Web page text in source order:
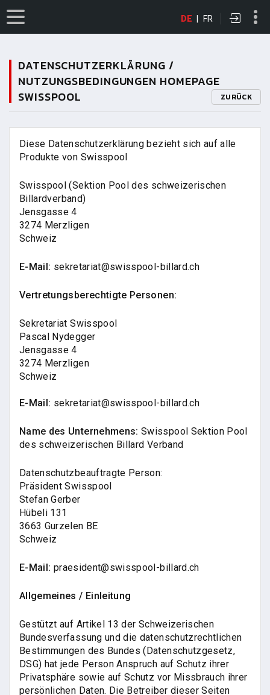
DE | FR
DATENSCHUTZERKLÄRUNG /
NUTZUNGSBEDINGUNGEN HOMEPAGE
SWISSPOOL
ZURÜCK
Diese Datenschutzerklärung bezieht sich auf alle
Produkte von Swisspool
Swisspool (Sektion Pool des schweizerischen
Billardverband)
Jensgasse 4
3274 Merzligen
Schweiz
E-Mail: sekretariat@swisspool-billard.ch
Vertretungsberechtigte Personen:
Sekretariat Swisspool
Pascal Nydegger
Jensgasse 4
3274 Merzligen
Schweiz
E-Mail: sekretariat@swisspool-billard.ch
Name des Unternehmens: Swisspool Sektion Pool
des schweizerischen Billard Verband
Datenschutzbeauftragte Person:
Präsident Swisspool
Stefan Gerber
Hübeli 131
3663 Gurzelen BE
Schweiz
E-Mail: praesident@swisspool-billard.ch
Allgemeines / Einleitung
Gestützt auf Artikel 13 der Schweizerischen
Bundesverfassung und die datenschutzrechtlichen
Bestimmungen des Bundes (Datenschutzgesetz,
DSG) hat jede Person Anspruch auf Schutz ihrer
Privatsphäre sowie auf Schutz vor Missbrauch ihrer
persönlichen Daten. Die Betreiber dieser Seiten